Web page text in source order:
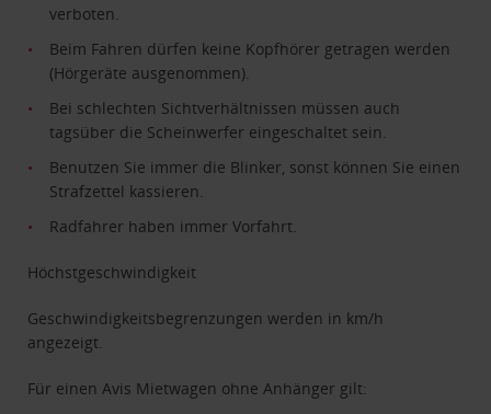
verboten.
Beim Fahren dürfen keine Kopfhörer getragen werden
(Hörgeräte ausgenommen).
Bei schlechten Sichtverhältnissen müssen auch
tagsüber die Scheinwerfer eingeschaltet sein.
Benutzen Sie immer die Blinker, sonst können Sie einen
Strafzettel kassieren.
Radfahrer haben immer Vorfahrt.
Höchstgeschwindigkeit
Geschwindigkeitsbegrenzungen werden in km/h
angezeigt.
Für einen Avis Mietwagen ohne Anhänger gilt: